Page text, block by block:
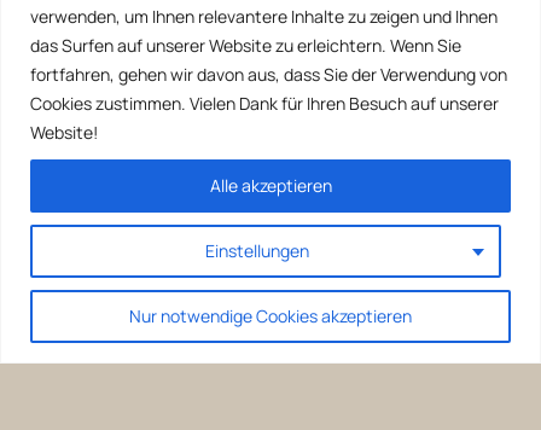
verwenden, um Ihnen relevantere Inhalte zu zeigen und Ihnen
das Surfen auf unserer Website zu erleichtern. Wenn Sie
fortfahren, gehen wir davon aus, dass Sie der Verwendung von
Cookies zustimmen. Vielen Dank für Ihren Besuch auf unserer
Website!
Einstellungen
Nur notwendige Cookies akzeptieren
Alle akzeptieren